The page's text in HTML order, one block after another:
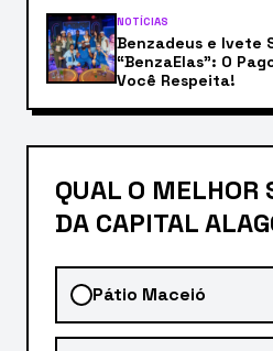
NOTÍCIAS
Benzadeus e Ivete
“BenzaElas”: O
Você Respeita!
QUAL O MELHOR
DA CAPITAL
Pátio Maceió